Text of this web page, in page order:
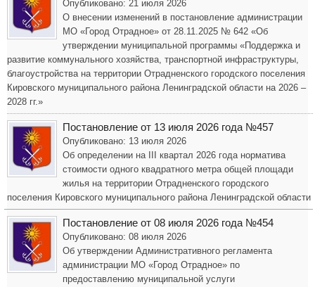
Опубликовано: 21 июля 2026
О внесении изменений в постановление администрации
МО «Город Отрадное» от 28.11.2025 № 642 «Об
утверждении муниципальной программы «Поддержка и
развитие коммунального хозяйства, транспортной инфраструктуры,
благоустройства на территории Отрадненского городского поселения
Кировского муниципального района Ленинградской области на 2026 –
2028 гг.»
Постановление от 13 июля 2026 года №457
Опубликовано: 13 июля 2026
Об определении на III квартал 2026 года норматива
стоимости одного квадратного метра общей площади
жилья на территории Отрадненского городского
поселения Кировского муниципального района Ленинградской области
Постановление от 08 июля 2026 года №454
Опубликовано: 08 июля 2026
Об утверждении Административного регламента
администрации МО «Город Отрадное» по
предоставлению муниципальной услуги